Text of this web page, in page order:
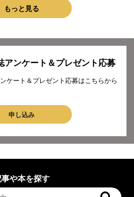
もっと見る
アンケート＆プレゼント応募
ケート＆プレゼント応募はこちらから
申し込み
や本を探す